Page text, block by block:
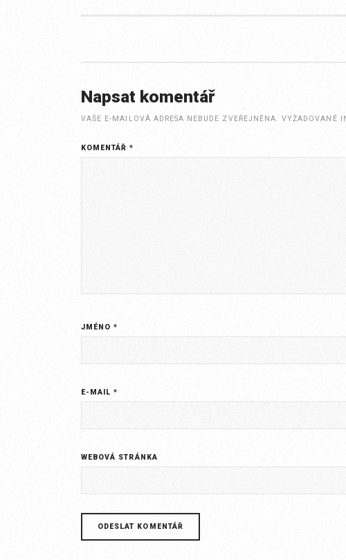
Napsat komentář
VAŠE E-MAILOVÁ ADRESA NEBUDE ZVEŘEJNĚNA. VYŽADOVANÉ
KOMENTÁŘ*
JMÉNO*
E-MAIL*
WEBOVÁ STRÁNKA